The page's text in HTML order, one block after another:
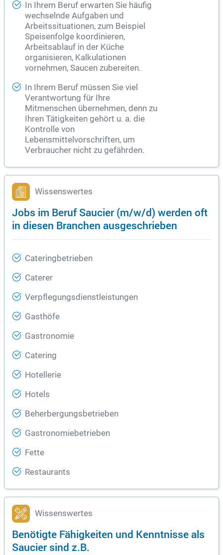
In Ihrem Beruf erwarten Sie häufig
wechselnde Aufgaben und
Arbeitssituationen, zum Beispiel
Speisenfolge koordinieren,
Arbeitsablauf in der Küche
organisieren, Kalkulationen
vornehmen, Saucen zubereiten.
In Ihrem Beruf müssen Sie viel
Verantwortung für Ihre
Mitmenschen übernehmen, denn zu
Ihren Tätigkeiten gehört u. a. die
Kontrolle von
Lebensmittelvorschriften, um
Verbraucher nicht zu gefährden.
Wissenswertes
Jobs im Beruf Saucier (m/w/d) werden oft
in diesen Branchen ausgeschrieben
Cateringbetrieben
Caterer
Verpflegungsdienstleistungen
Gasthöfe
Gastronomie
Catering
Hotellerie
Hotels
Beherbergungsbetrieben
Gastronomiebetrieben
Fette
Restaurants
Wissenswertes
Benötigte Fähigkeiten und Kenntnisse als
Saucier sind z.B.